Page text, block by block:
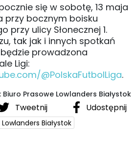
się w sobotę, 13 maja
przy bocznym boisku
przy ulicy Słonecznej 1.
tak jak i innych spotkań
będzie prowadzona
Ligi:
@PolskaFutbolLiga.
Biuro Prasowe Lowlanders Białystok
Tweetnij Udostępnij
Lowlanders Białystok